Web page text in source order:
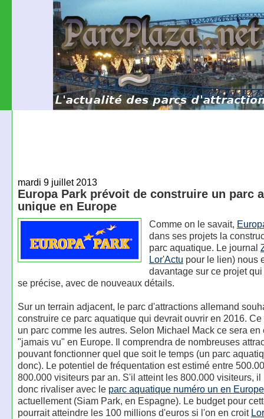
mardi 9 juillet 2013
Europa Park prévoit de construire un parc
unique en Europe
Comme on le savait,
dans ses projets la
parc aquatique. Le journal
Lor'Actu pour le lien) nous
davantage sur ce projet
se précise, avec de nouveaux détails.
Sur un terrain adjacent, le parc d'attractions allemand
construire ce parc aquatique qui devrait ouvrir en 2016.
un parc comme les autres. Selon Michael Mack ce sera en
"jamais vu" en Europe. Il comprendra de nombreuses
pouvant fonctionner quel que soit le temps (un parc
donc). Le potentiel de fréquentation est estimé entre
800.000 visiteurs par an. S'il atteint les 800.000 visiteurs, il
donc rivaliser avec le parc aquatique numéro un en Europe
actuellement (Siam Park, en Espagne). Le budget pour
pourrait atteindre les 100 millions d'euros si l'on en croit